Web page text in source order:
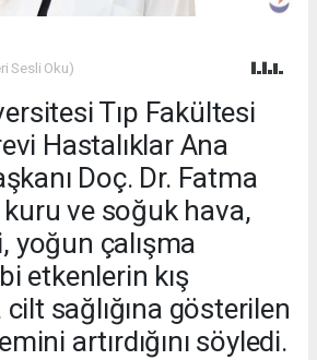
Sesli Oku)
Tıp Fakültesi
Hastalıklar Ana
Doç. Dr. Fatma
kuru ve soğuk hava,
yoğun çalışma
etkenlerin kış
cilt sağlığına gösterilen
artırdığını söyledi.